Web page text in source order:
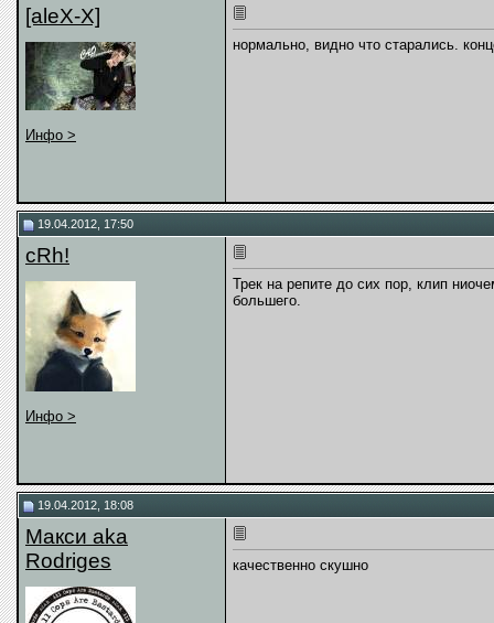
[aleX-X]
Инфо >
нормально, видно что старались.
19.04.2012, 17:50
cRh!
Инфо >
Трек на репите до сих пор, клип
большего.
19.04.2012, 18:08
Макси aka
Rodriges
качественно скушно